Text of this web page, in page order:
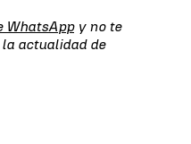
WhatsAppy no te
actualidad de